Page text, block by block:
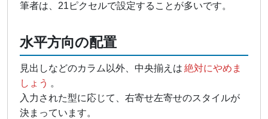
筆者は、21ピクセルで設定することが多いです。
水平方向の配置
見出しなどのカラム以外、中央揃えは 絶対にやめま
しょう 。
入力された型に応じて、右寄せ左寄せのスタイルが
決まっています。